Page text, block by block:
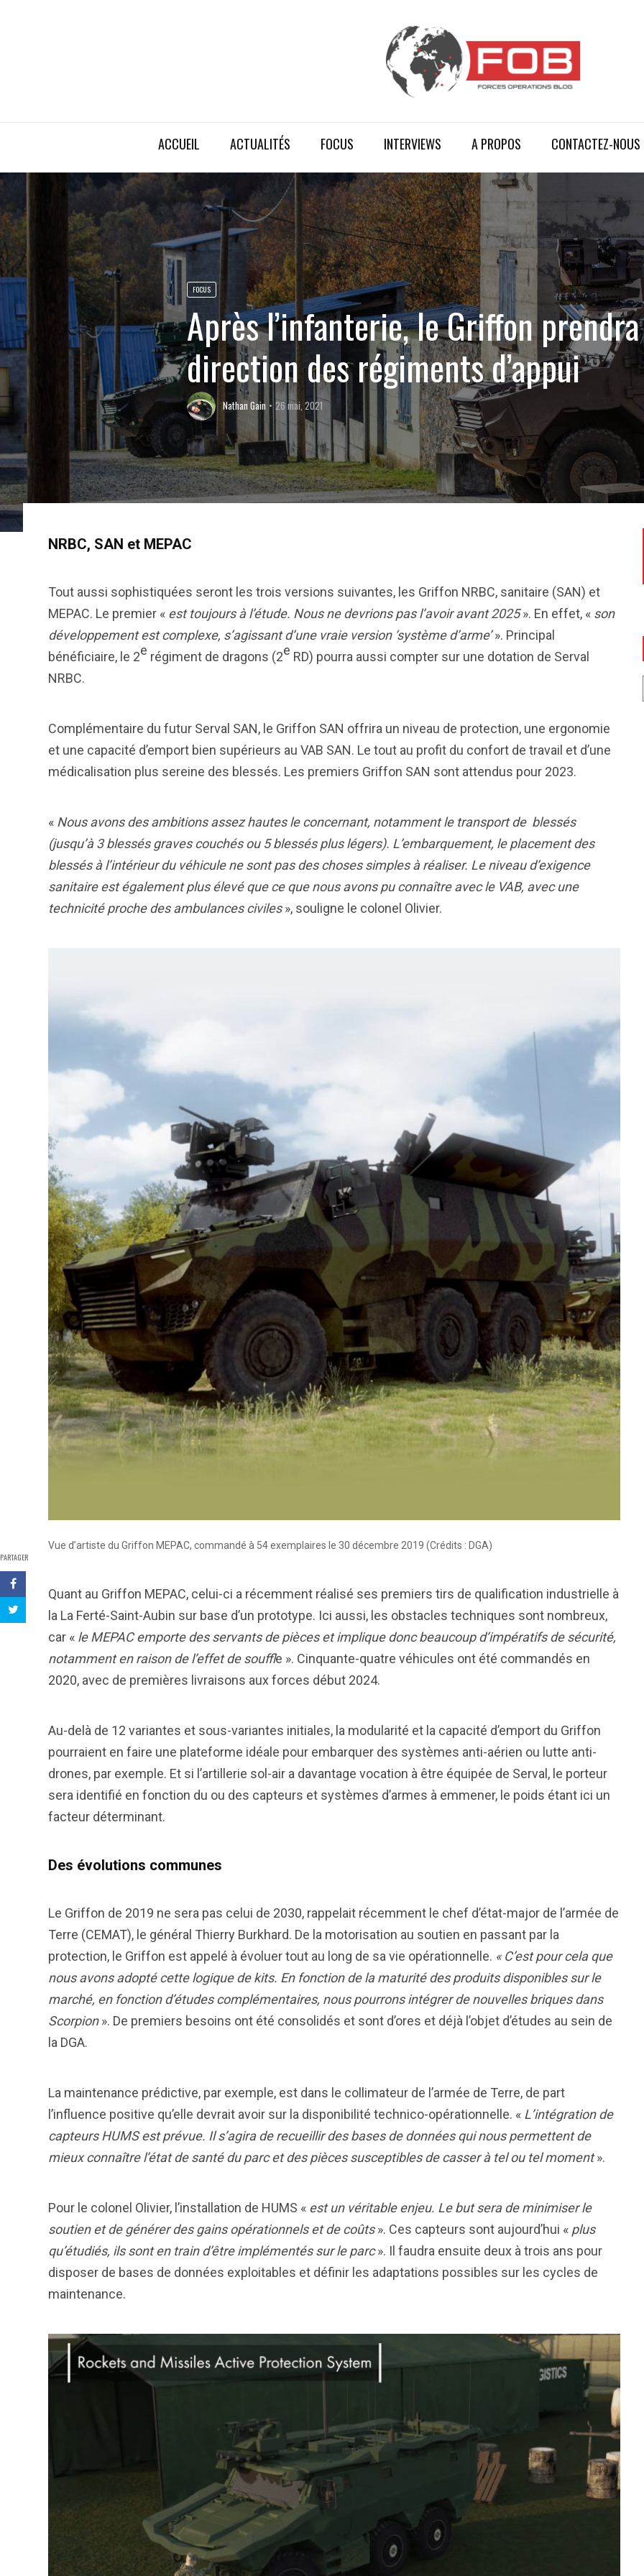
ACCUEIL ACTUALITÉS FOCUS INTERVIEWS A PROPOS CONTACTEZ-NOUS
FOCUS
Après l’infanterie, le Griffon
direction des régiments d’appui
Nathan Gain 26 mai, 2021
PARTAGER
NRBC, SAN et MEPAC
Tout aussi sophistiquées seront les trois versions suivantes, les Griffon NRBC, sanitaire (SAN) et
MEPAC. Le premier « est toujours à l’étude. Nous ne devrions pas l’avoir avant 2025». En effet, « son
développement est complexe, s’agissant d’une vraie version ‘système d’arme’». Principal
bénéficiaire, le 2e régiment de dragons (2e RD) pourra aussi compter sur une dotation de Serval
NRBC.
Complémentaire du futur Serval SAN, le Griffon SAN offrira un niveau de protection, une ergonomie
et une capacité d’emport bien supérieurs au VAB SAN. Le tout au profit du confort de travail et d’une
médicalisation plus sereine des blessés. Les premiers Griffon SAN sont attendus pour 2023.
« Nous avons des ambitions assez hautes le concernant, notamment le transport de blessés
(jusqu’à 3 blessés graves couchés ou 5 blessés plus légers). L’embarquement, le placement des
blessés à l’intérieur du véhicule ne sont pas des choses simples à réaliser. Le niveau d’exigence
sanitaire est également plus élevé que ce que nous avons pu connaître avec le VAB, avec une
technicité proche des ambulances civiles», souligne le colonel Olivier.
Vue d’artiste du Griffon MEPAC, commandé à 54 exemplaires le 30 décembre 2019 (Crédits : DGA)
Quant au Griffon MEPAC, celui-ci a récemment réalisé ses premiers tirs de qualification industrielle à
la La Ferté-Saint-Aubin sur base d’un prototype. Ici aussi, les obstacles techniques sont nombreux,
car « le MEPAC emporte des servants de pièces et implique donc beaucoup d’impératifs de sécurité,
notamment en raison de l’effet de souffle ». Cinquante-quatre véhicules ont été commandés en
2020, avec de premières livraisons aux forces début 2024.
Au-delà de 12 variantes et sous-variantes initiales, la modularité et la capacité d’emport du Griffon
pourraient en faire une plateforme idéale pour embarquer des systèmes anti-aérien ou lutte anti-
drones, par exemple. Et si l’artillerie sol-air a davantage vocation à être équipée de Serval, le porteur
sera identifié en fonction du ou des capteurs et systèmes d’armes à emmener, le poids étant ici un
facteur déterminant.
Des évolutions communes
Le Griffon de 2019 ne sera pas celui de 2030, rappelait récemment le chef d’état-major de l’armée de
Terre (CEMAT), le général Thierry Burkhard. De la motorisation au soutien en passant par la
protection, le Griffon est appelé à évoluer tout au long de sa vie opérationnelle. « C’est pour cela que
nous avons adopté cette logique de kits. En fonction de la maturité des produits disponibles sur le
marché, en fonction d’études complémentaires, nous pourrons intégrer de nouvelles briques dans
Scorpion». De premiers besoins ont été consolidés et sont d’ores et déjà l’objet d’études au sein de
la DGA.
La maintenance prédictive, par exemple, est dans le collimateur de l’armée de Terre, de part
l’influence positive qu’elle devrait avoir sur la disponibilité technico-opérationnelle. « L’intégration de
capteurs HUMS est prévue. Il s’agira de recueillir des bases de données qui nous permettent de
mieux connaître l’état de santé du parc et des pièces susceptibles de casser à tel ou tel moment».
Pour le colonel Olivier, l’installation de HUMS « est un véritable enjeu. Le but sera de minimiser le
soutien et de générer des gains opérationnels et de coûts». Ces capteurs sont aujourd’hui « plus
qu’étudiés, ils sont en train d’être implémentés sur le parc». Il faudra ensuite deux à trois ans pour
disposer de bases de données exploitables et définir les adaptations possibles sur les cycles de
maintenance.